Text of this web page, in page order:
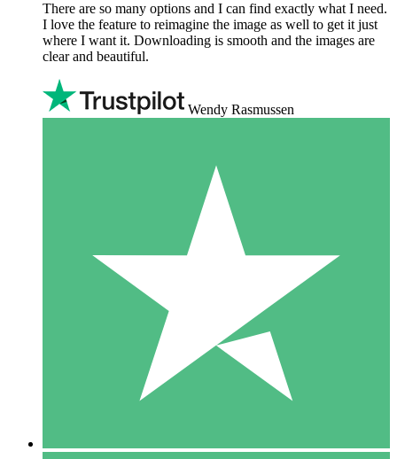
There are so many options and I can find exactly what I need.
I love the feature to reimagine the image as well to get it just
where I want it. Downloading is smooth and the images are
clear and beautiful.
Wendy Rasmussen